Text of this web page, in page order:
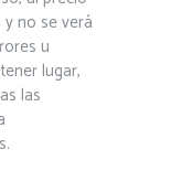
no se verá
u
lugar,
las